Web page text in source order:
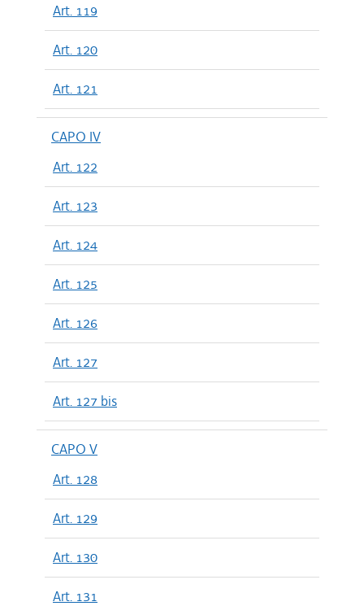
Art. 119
Art. 120
Art. 121
CAPO IV
Art. 122
Art. 123
Art. 124
Art. 125
Art. 126
Art. 127
Art. 127 bis
CAPO V
Art. 128
Art. 129
Art. 130
Art. 131